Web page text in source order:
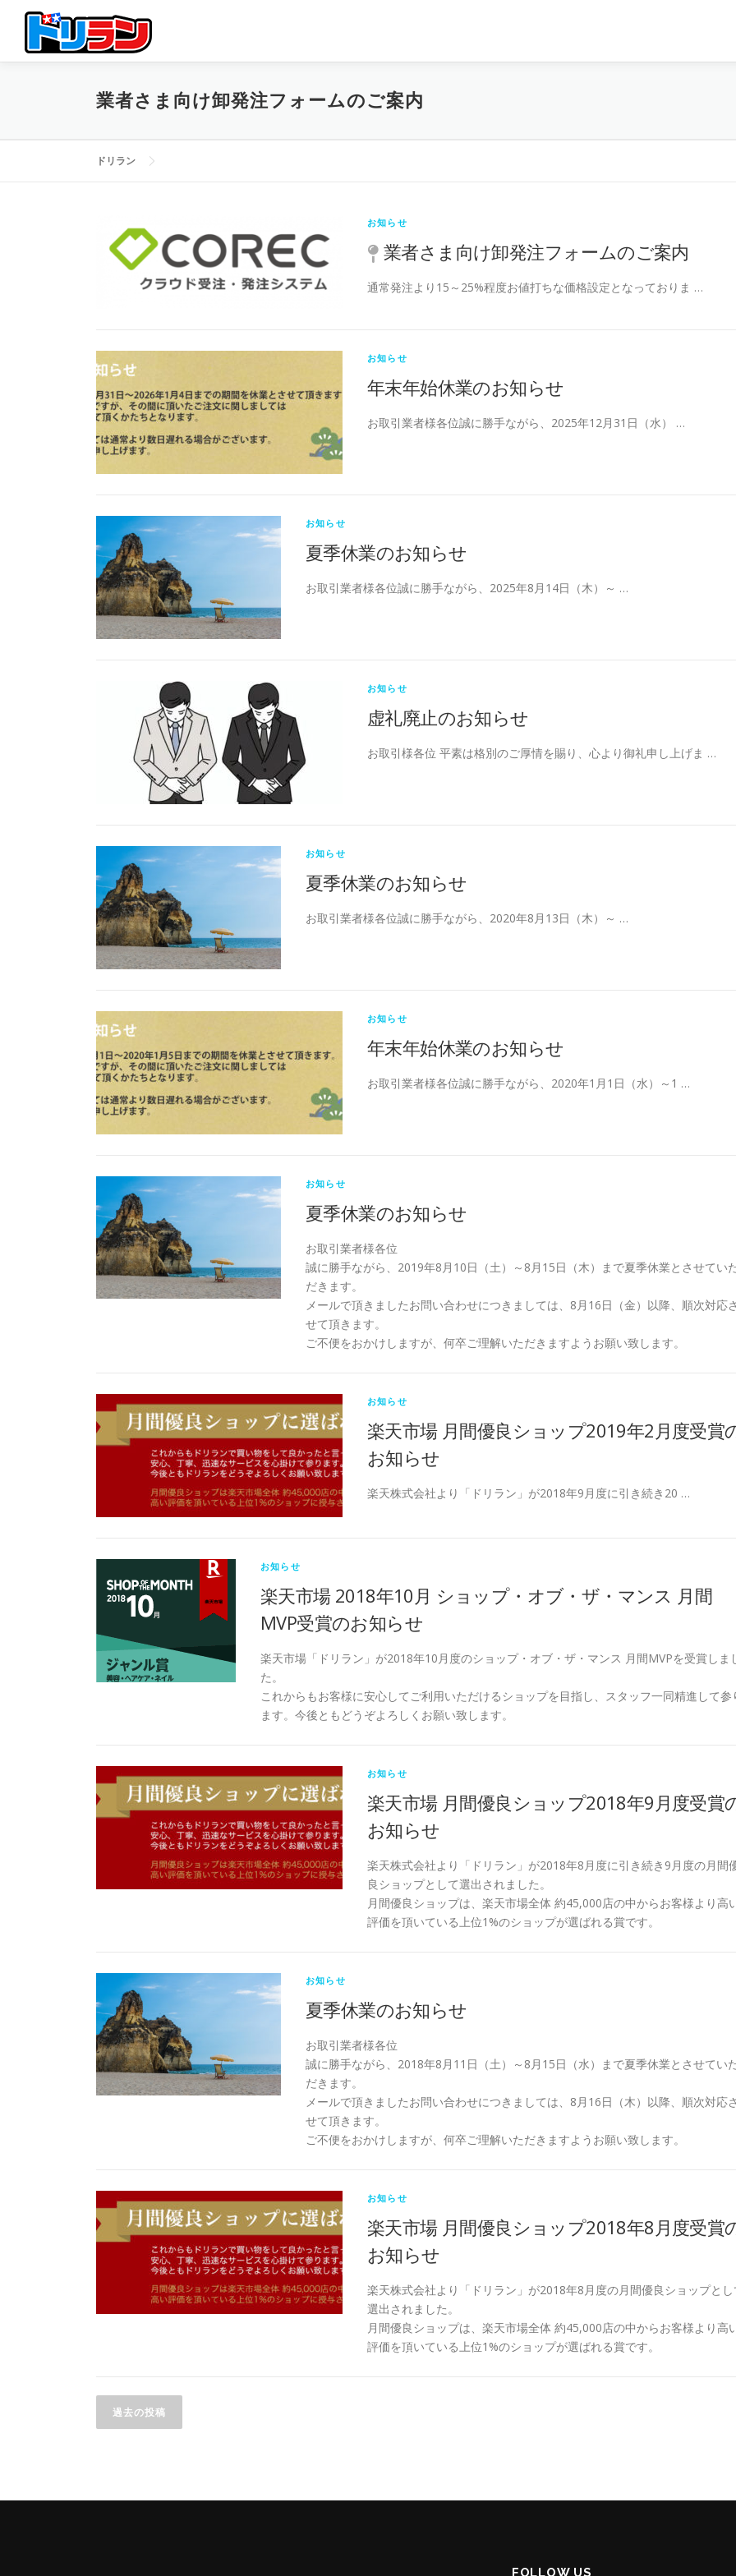
ン
業者さま向け卸発注フォームのご案内
ドリラン
お知らせ
業者さま向け卸発注フォームのご案内
通常発注より15～25%程度お値打ちな価格設定となっておりま …
お知らせ
年末年始休業のお知らせ
お取引業者様各位誠に勝手ながら、2025年12月31日（水） …
お知らせ
夏季休業のお知らせ
お取引業者様各位誠に勝手ながら、2025年8月14日（木）～ …
お知らせ
虚礼廃止のお知らせ
お取引様各位 平素は格別のご厚情を賜り、心より御礼申し上げま …
お知らせ
夏季休業のお知らせ
お取引業者様各位誠に勝手ながら、2020年8月13日（木）～ …
お知らせ
年末年始休業のお知らせ
お取引業者様各位誠に勝手ながら、2020年1月1日（水）～1 …
お知らせ
夏季休業のお知らせ
お取引業者様各位
誠に勝手ながら、2019年8月10日（土）～8月15日（木）まで夏季休業とさせてい
だきます。
メールで頂きましたお問い合わせにつきましては、8月16日（金）以降、順次対応さ
せて頂きます。
ご不便をおかけしますが、何卒ご理解いただきますようお願い致します。
お知らせ
楽天市場 月間優良ショップ2019年2月度受賞
お知らせ
楽天株式会社より「ドリラン」が2018年9月度に引き続き20 …
お知らせ
楽天市場 2018年10月 ショップ・オブ・ザ・マンス 月間
MVP受賞のお知らせ
楽天市場「ドリラン」が2018年10月度のショップ・オブ・ザ・マンス 月間MVPを受賞しま
た。
これからもお客様に安心してご利用いただけるショップを目指し、スタッフ一同精進して参
ます。今後ともどうぞよろしくお願い致します。
お知らせ
楽天市場 月間優良ショップ2018年9月度受賞
お知らせ
楽天株式会社より「ドリラン」が2018年8月度に引き続き9月度の月間
良ショップとして選出されました。
月間優良ショップは、楽天市場全体 約45,000店の中からお客様より高
評価を頂いている上位1%のショップが選ばれる賞です。
お知らせ
夏季休業のお知らせ
お取引業者様各位
誠に勝手ながら、2018年8月11日（土）～8月15日（水）まで夏季休業とさせてい
だきます。
メールで頂きましたお問い合わせにつきましては、8月16日（木）以降、順次対応さ
せて頂きます。
ご不便をおかけしますが、何卒ご理解いただきますようお願い致します。
お知らせ
楽天市場 月間優良ショップ2018年8月度受賞
お知らせ
楽天株式会社より「ドリラン」が2018年8月度の月間優良ショップとし
選出されました。
月間優良ショップは、楽天市場全体 約45,000店の中からお客様より高
評価を頂いている上位1%のショップが選ばれる賞です。
投
稿過去の投稿
FOLLOW US